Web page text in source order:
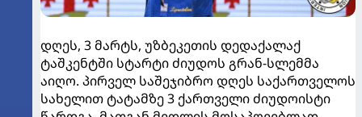
დღეს, 3 მარტს, უზბეკეთის დედაქალაქ
ტაშკენტში სტარტი ძიუდოს გრან-სლემმა
აიღო. პირველ საშეჯიბრო დღეს საქართველოს
სახელით ტატამზე 3 ქართველი ძიუდოისტი